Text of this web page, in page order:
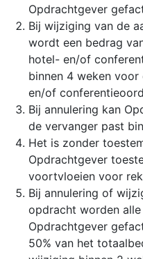
Opdrachtgever
Bij wijziging van de
wordt een bedrag
hotel- en/of
binnen 4 weken
en/of
Bij annulering kan
de vervanger past
Het is zonder
Opdrachtgever
voortvloeien voor
Bij annulering of
opdracht worden
Opdrachtgever
50% van het